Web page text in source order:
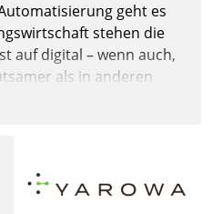
geht es
stehen die
auf digital – wenn auch,
als in anderen